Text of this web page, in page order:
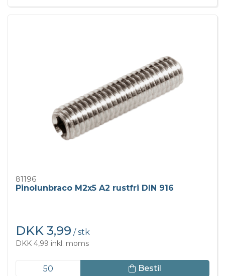
81196
Pinolunbraco M2x5 A2 rustfri DIN 916
DKK 3,99 / stk
DKK 4,99 inkl. moms
Bestil